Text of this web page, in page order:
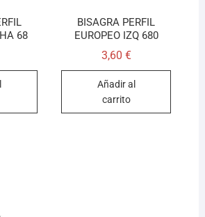
68
BISAGRA PERFIL
EUROPEO IZQ 680
3,60 €
Añadir al
carrito